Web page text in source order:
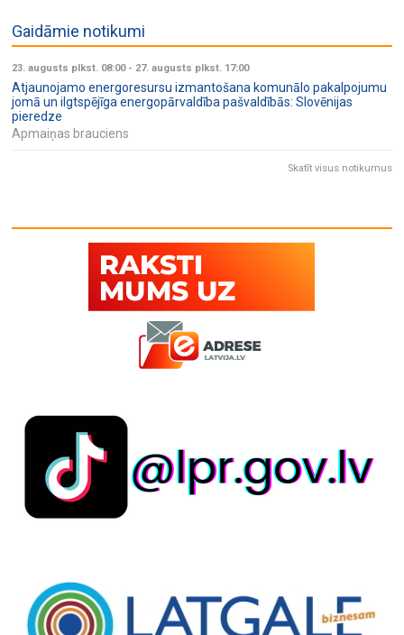
n
Gaidāmie notikumi
23. augusts plkst. 08:00- 27. augusts plkst. 17:00
Atjaunojamo energoresursu izmantošana komunālo pakalpojumu
jomā un ilgtspējīga energopārvaldība pašvaldībās: Slovēnijas
pieredze
Apmaiņas brauciens
Skatīt visus notikumus